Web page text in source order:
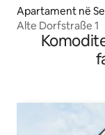
Apartament në
Alte Dorfstraße 1